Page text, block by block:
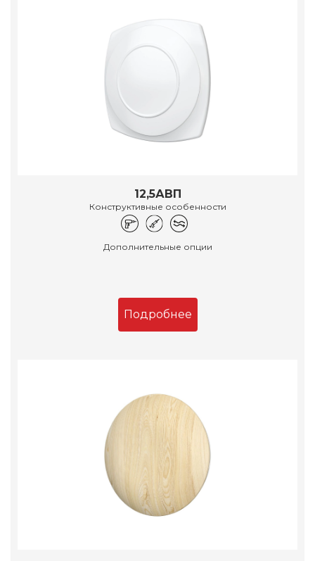
12,5АВП
Конструктивные особенности
Дополнительные опции
Подробнее